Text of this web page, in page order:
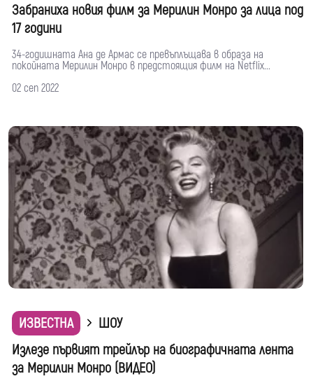
Забраниха новия филм за Мерилин Монро за лица под
17 години
34-годишната Ана де Армас се превъплъщава в образа на
покойната Мерилин Монро в предстоящия филм на Netflix...
02 сеп 2022
ИЗВЕСТНА
ШОУ
Излезе първият трейлър на биографичната лента
за Мерилин Монро (ВИДЕО)